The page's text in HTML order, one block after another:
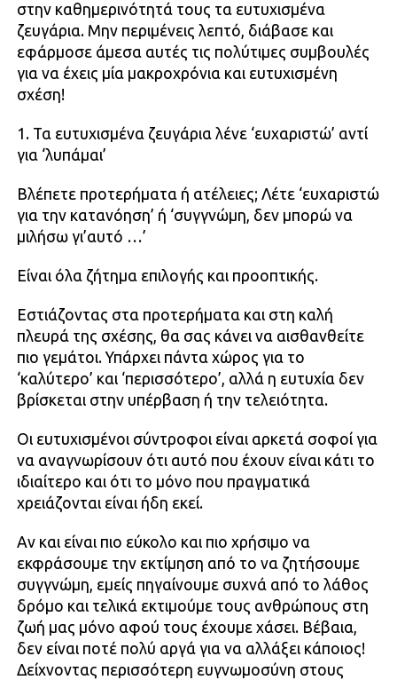
στην καθημερινότητά τους τα ευτυχισμένα
ζευγάρια. Μην περιμένεις λεπτό, διάβασε και
εφάρμοσε άμεσα αυτές τις πολύτιμες συμβουλές
για να έχεις μία μακροχρόνια και ευτυχισμένη
σχέση!
1. Τα ευτυχισμένα ζευγάρια λένε ‘ευχαριστώ’ αντί
για ‘λυπάμαι’
Βλέπετε προτερήματα ή ατέλειες; Λέτε ‘ευχαριστώ
για την κατανόηση’ ή ‘συγγνώμη, δεν μπορώ να
μιλήσω γι’αυτό …’
Είναι όλα ζήτημα επιλογής και προοπτικής.
Εστιάζοντας στα προτερήματα και στη καλή
πλευρά της σχέσης, θα σας κάνει να αισθανθείτε
πιο γεμάτοι. Υπάρχει πάντα χώρος για το
‘καλύτερο’ και ‘περισσότερο’, αλλά η ευτυχία δεν
βρίσκεται στην υπέρβαση ή την τελειότητα.
Οι ευτυχισμένοι σύντροφοι είναι αρκετά σοφοί για
να αναγνωρίσουν ότι αυτό που έχουν είναι κάτι το
ιδιαίτερο και ότι το μόνο που πραγματικά
χρειάζονται είναι ήδη εκεί.
Αν και είναι πιο εύκολο και πιο χρήσιμο να
εκφράσουμε την εκτίμηση από το να ζητήσουμε
συγγνώμη, εμείς πηγαίνουμε συχνά από το λάθος
δρόμο και τελικά εκτιμούμε τους ανθρώπους στη
ζωή μας μόνο αφού τους έχουμε χάσει. Βέβαια,
δεν είναι ποτέ πολύ αργά για να αλλάξει κάποιος!
Δείχνοντας περισσότερη ευγνωμοσύνη στους